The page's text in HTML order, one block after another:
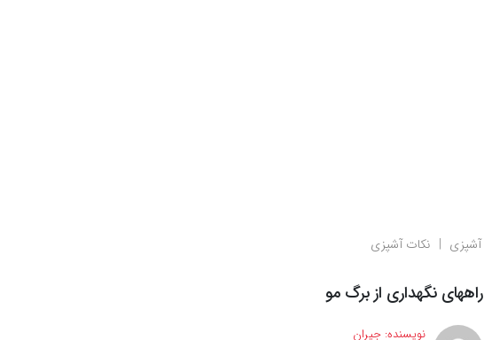
آشپزی
نکات آشپزی
راههای نگهداری از برگ مو
نویسنده: جیران